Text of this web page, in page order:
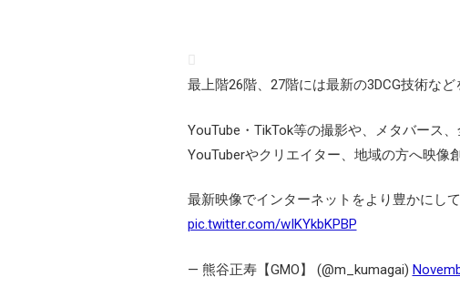
最上階26階、27階には最新の3DCG技術な
YouTube・TikTok等の撮影や、メタバース
YouTuberやクリエイター、地域の方へ映像
最新映像でインターネットをより豊かにして
pic.twitter.com/wIKYkbKPBP
— 熊谷正寿【GMO】 (@m_kumagai)